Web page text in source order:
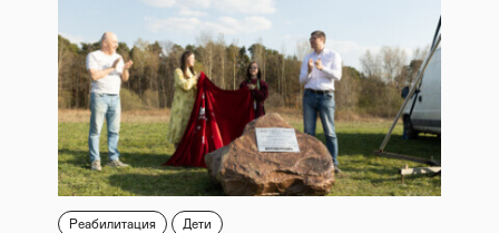
Реабилитация Дети